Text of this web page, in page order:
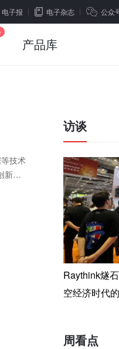
电子报 电子杂志 公众
产品库
技术
新场
访谈
Raythink燧
空经济时代
周看点